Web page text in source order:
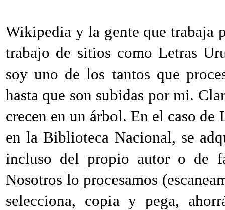
Wikipedia y la gente que trabaja
trabajo de sitios como Letras
soy uno de los tantos que
hasta que son subidas por mi.
crecen en un árbol. En el caso de
en la Biblioteca Nacional, se
incluso del propio autor o de
Nosotros lo procesamos
selecciona, copia y pega,